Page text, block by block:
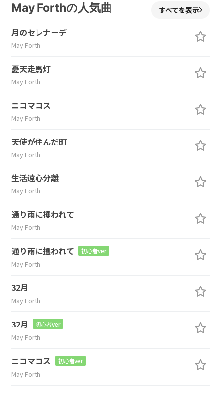
May Forthの人気曲 すべてを表示
月のセレナーデ
May Forth
憂天走馬灯
May Forth
ニコマコス
May Forth
天使が住んだ町
May Forth
生活遠心分離
May Forth
通り雨に攫われて
May Forth
通り雨に攫われて 初心者ver
May Forth
32月
May Forth
32月 初心者ver
May Forth
ニコマコス 初心者ver
May Forth